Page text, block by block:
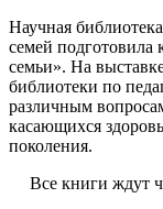
Научная
семей подготовила
семьи». На
библиотеки по
различным
касающихся
поколения.
Все книги ждут